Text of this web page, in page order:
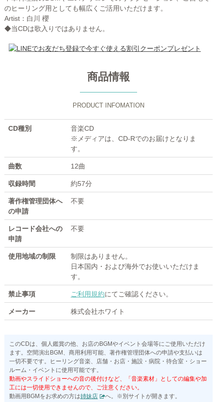
のヒーリング用としても幅広くご活用いただけます。
Artist：白川 櫻
◆当CDは歌入りではありません。
商品情報
PRODUCT INFOMATION
CD種別
音楽CD
※メディアは、CD-Rでのお届けとなりま
す。
曲数 12曲
収録時間 約57分
著作権管理団体へ
の申請
不要
レコード会社への
申請
不要
使用地域の制限
制限はありません。
日本国内・および海外でお使いいただけま
す。
禁止事項 ご利用規約にてご確認ください。
メーカー 株式会社ホワイト
このCDは、個人鑑賞の他、お店のBGMやイベント会場等にご使用いただけ
ます。空間演出BGM、商用利用可能、著作権管理団体への申請や支払いは
一切不要です。ヒーリング音楽、店舗・お店・施設・病院・待合室・ショー
ルーム・イベントに使用可能です。
動画やスライドショーへの音の後付けなど、「音楽素材」としての編集や加
工には一切使用できませんので、ご注意ください。
動画用BGMをお求めの方は姉妹店
へ。※別サイトが開きます。